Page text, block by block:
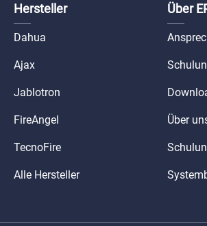
Hersteller
Dahua
Ajax
Jablotron
FireAngel
TecnoFire
Alle Hersteller
Über
Über